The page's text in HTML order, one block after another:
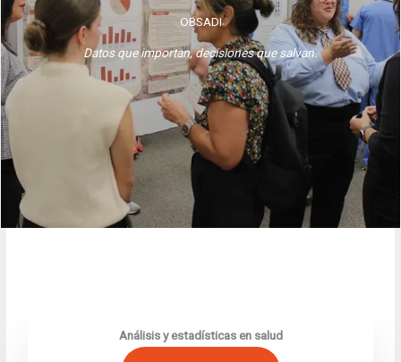
​OBSADI
Datos que importan, decisiones que salvan.
Análisis y estadísticas en salud